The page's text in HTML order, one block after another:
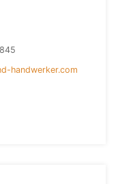
handwerker.com